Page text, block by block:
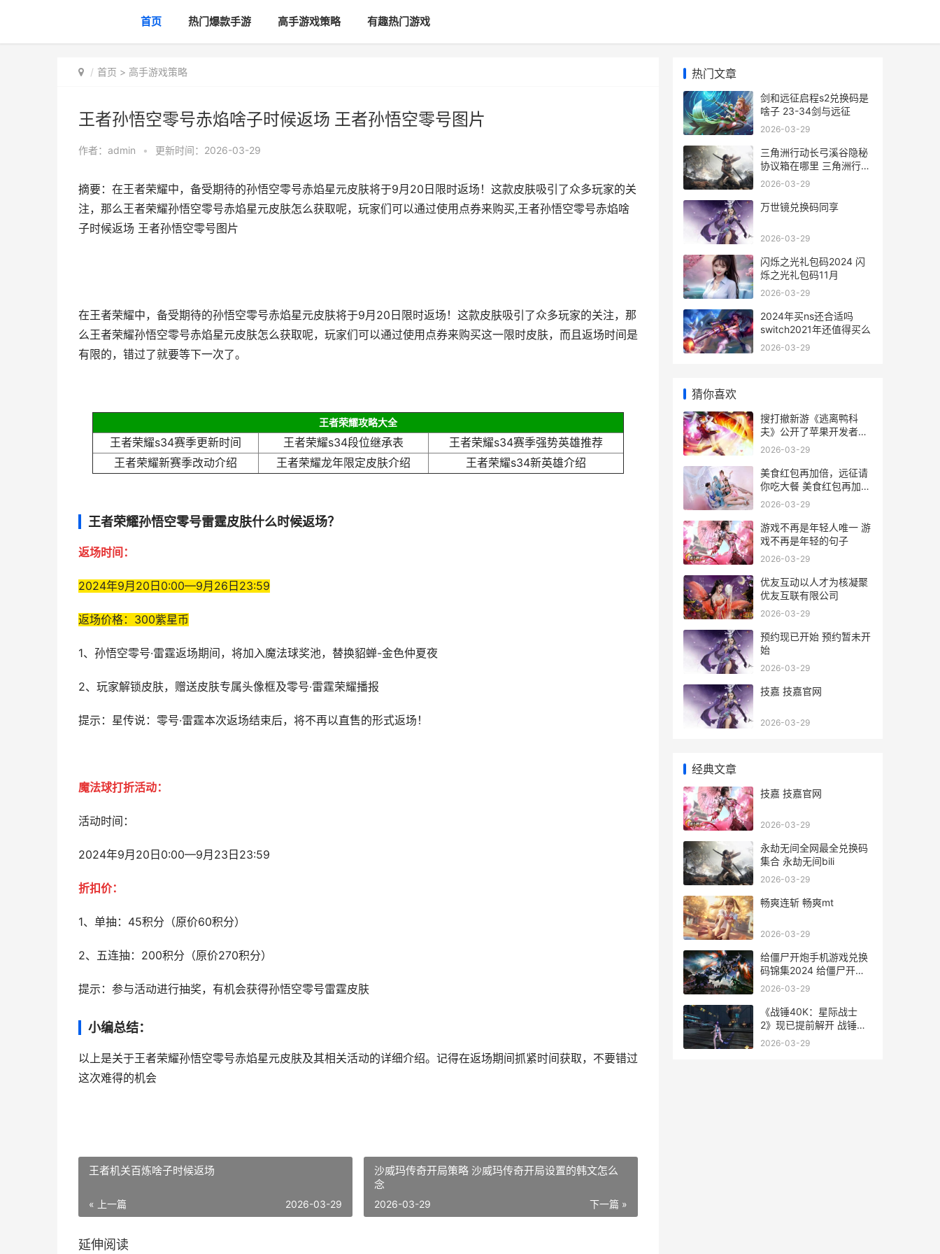
首页 热门爆款手游 高手游戏策略 有趣热门游戏
首页 > 高手游戏策略
王者孙悟空零号赤焰啥子时候返场 王者孙悟空零号图片
作者： admin • 更新时间：2026-03-29
摘要：在王者荣耀中，备受期待的孙悟空零号赤焰星元皮肤将于9月20日限时返场！这款皮肤吸引了众多玩家的关
注，那么王者荣耀孙悟空零号赤焰星元皮肤怎么获取呢，玩家们可以通过使用点券来购买,王者孙悟空零号赤焰啥
子时候返场 王者孙悟空零号图片
在王者荣耀中，备受期待的孙悟空零号赤焰星元皮肤将于9月20日限时返场！这款皮肤吸引了众多玩家的关注，那
么王者荣耀孙悟空零号赤焰星元皮肤怎么获取呢，玩家们可以通过使用点券来购买这一限时皮肤，而且返场时间是
有限的，错过了就要等下一次了。
王者荣耀攻略大全
王者荣耀s34赛季更新时间 王者荣耀s34段位继承表
王者荣耀s34赛季强势英雄推荐
王者荣耀新赛季改动介绍
王者荣耀龙年限定皮肤介绍 王者荣耀s34新英雄介绍
王者荣耀孙悟空零号雷霆皮肤什么时候返场？
返场时间：
2024年9月20日0:00—9月26日23:59
返场价格：300紫星币
1、孙悟空零号·雷霆返场期间，将加入魔法球奖池，替换貂蝉-金色仲夏夜
2、玩家解锁皮肤，赠送皮肤专属头像框及零号·雷霆荣耀播报
提示：星传说：零号·雷霆本次返场结束后，将不再以直售的形式返场！
魔法球打折活动：
活动时间：
2024年9月20日0:00—9月23日23:59
折扣价：
1、单抽：45积分（原价60积分）
2、五连抽：200积分（原价270积分）
提示：参与活动进行抽奖，有机会获得孙悟空零号雷霆皮肤
小编总结：
以上是关于王者荣耀孙悟空零号赤焰星元皮肤及其相关活动的详细介绍。记得在返场期间抓紧时间获取，不要错过
这次难得的机会
王者机关百炼啥子时候返场
« 上一篇 2026-03-29
沙威玛传奇开局策略 沙威玛传奇开局设置的韩文怎么
念
下一篇 »
2026-03-29
延伸阅读
热门文章
剑和远征启程s2兑换码是
啥子 23-34剑与远征
2026-03-29
三角洲行动长弓溪谷隐秘
协议箱在哪里 三角洲行动
长弓溪谷实验楼办公室在
2026-03-29
万世镜兑换码同享
2026-03-29
闪烁之光礼包码2024 闪
烁之光礼包码11月
2026-03-29
2024年买ns还合适吗
switch2021年还值得买么
2026-03-29
猜你喜欢
搜打撤新游《逃离鸭科
夫》公开了苹果开发者大
会 逃す 逃がす
2026-03-29
美食红包再加倍，远征请
你吃大餐 美食红包再加倍
怎么发
2026-03-29
游戏不再是年轻人唯一 游
戏不再是年轻的句子
2026-03-29
优友互动以人才为核凝聚
优友互联有限公司
2026-03-29
预约现已开始 预约暂未开
始
2026-03-29
技嘉 技嘉官网
2026-03-29
经典文章
技嘉 技嘉官网
2026-03-29
永劫无间全网最全兑换码
集合 永劫无间bili
2026-03-29
畅爽连斩 畅爽mt
2026-03-29
给僵尸开炮手机游戏兑换
码锦集2024 给僵尸开炮
手机怎么玩
2026-03-29
《战锤40K：星际战士
2》现已提前解开 战锤
40k星际战士2手机版下载
2026-03-29